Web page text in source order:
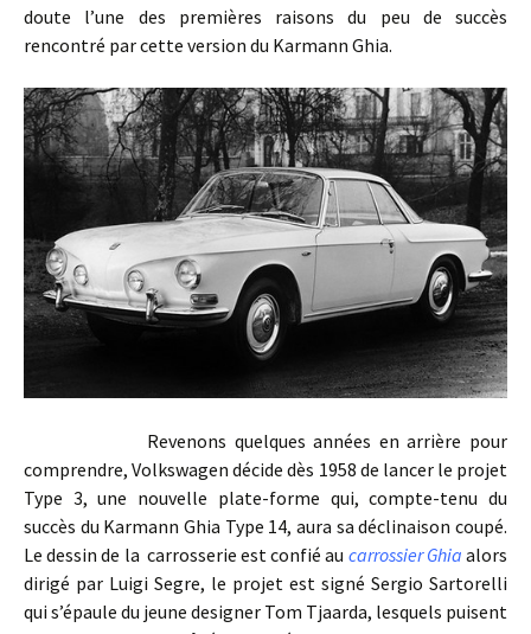
doute l’une des premières raisons du peu de succès
rencontré par cette version du Karmann Ghia.
Revenons quelques années en arrière pour
comprendre, Volkswagen décide dès 1958 de lancer le projet
Type 3, une nouvelle plate-forme qui, compte-tenu du
succès du Karmann Ghia Type 14, aura sa déclinaison coupé.
Le dessin de la carrosserie est confié au carrossier Ghia alors
dirigé par Luigi Segre, le projet est signé Sergio Sartorelli
qui s’épaule du jeune designer Tom Tjaarda, lesquels puisent